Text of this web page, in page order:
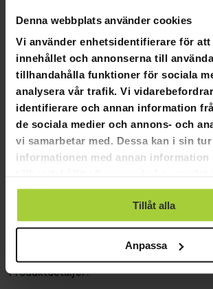
Denna webbplats använder cookies
Vi använder enhetsidentifierare för att
innehållet och annonserna till
tillhandahålla funktioner för sociala
analysera vår trafik. Vi
identifierare och annan information
de sociala medier och annons- och
vi samarbetar med. Dessa kan i sin
informationen med annan information
använt deras tjänster.
Tillåt alla
Anpassa
Snabb & pålitlig kundtjänst
Flexibla betalningssätt
Deep Sea barnvåtdräktu
Den kortärmade och kortbenade
mm tjock neopren och har täta sömmar.
dragkedja och kardborrfäste på baksidan.
hudskyddsskikt under dragkedjan. Storlek
Produktdetaljer: